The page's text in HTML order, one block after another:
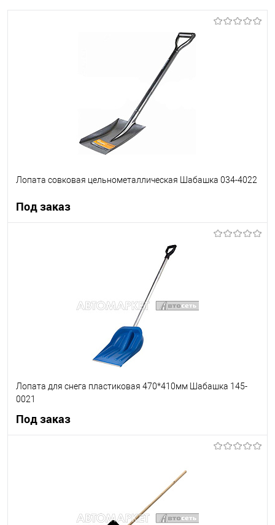
Лопата совковая цельнометаллическая Шабашка 034-4022
Под заказ
Лопата для снега пластиковая 470*410мм Шабашка 145-
0021
Под заказ
Недоступно